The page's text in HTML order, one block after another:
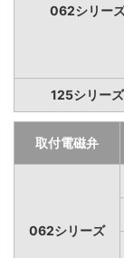
062シリー
125シリーズ
取付電磁弁
062シリーズ